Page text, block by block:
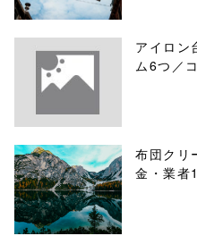
アイロン
ム6つ／
布団クリ
金・業者